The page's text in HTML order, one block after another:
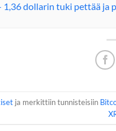
1,36 dollarin tuki pettää ja
ja merkittiin tunnisteisiin